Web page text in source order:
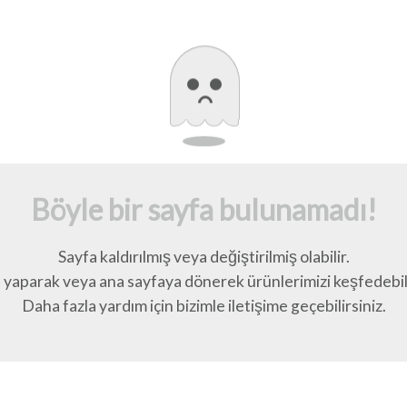
Böyle bir sayfa bulunamadı!
Sayfa kaldırılmış veya değiştirilmiş olabilir.
yaparak veya ana sayfaya dönerek ürünlerimizi
Daha fazla yardım için bizimle iletişime geçebilirsiniz.